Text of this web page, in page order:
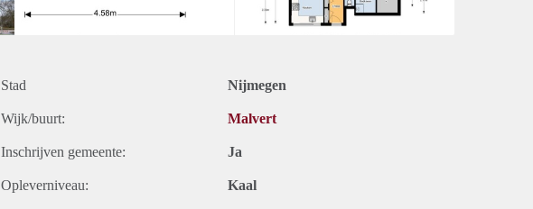
Stad Nijmegen
Wijk/buurt: Malvert
Inschrijven gemeente: Ja
Opleverniveau: Kaal